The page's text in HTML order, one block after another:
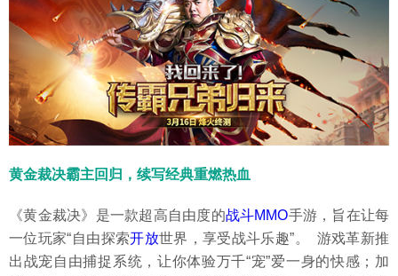
黄金裁决霸主回归 ，续写经典重燃热血
《黄金裁决》是一款超高自由度的战斗MMO手游，旨在让每
一位玩家“自由探索开放世界，享受战斗乐趣”。 游戏革新推
出战宠自由捕捉系统，让你体验万千“宠”爱一身的快感；加